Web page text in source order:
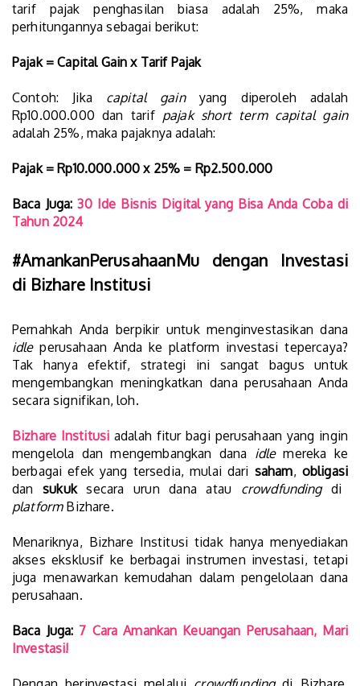
tarif pajak penghasilan biasa adalah 25%, maka
perhitungannya sebagai berikut:
Pajak = Capital Gain x Tarif Pajak
Contoh: Jika capital gainyang diperoleh adalah
Rp10.000.000 dan tarif pajak short term capital gain
adalah 25%, maka pajaknya adalah:
Pajak = Rp10.000.000 x 25% = Rp2.500.000
Baca Juga:30 Ide Bisnis Digital yang Bisa Anda Coba di
Tahun 2024
#AmankanPerusahaanMu dengan Investasi
di Bizhare Institusi
Pernahkah Anda berpikir untuk menginvestasikan dana
idleperusahaan Anda ke platform investasi tepercaya?
Tak hanya efektif, strategi ini sangat bagus untuk
mengembangkan meningkatkan dana perusahaan Anda
secara signifikan, loh.
Bizhare Institusi adalah fitur bagi perusahaan yang ingin
mengelola dan mengembangkan dana idlemereka ke
berbagai efek yang tersedia, mulai dari saham, obligasi
dansukuksecara urun dana atau crowdfundingdi
platformBizhare.
Menariknya, Bizhare Institusi tidak hanya menyediakan
akses eksklusif ke berbagai instrumen investasi, tetapi
juga menawarkan kemudahan dalam pengelolaan dana
perusahaan.
Baca Juga: 7 Cara Amankan Keuangan Perusahaan, Mari
Investasi!